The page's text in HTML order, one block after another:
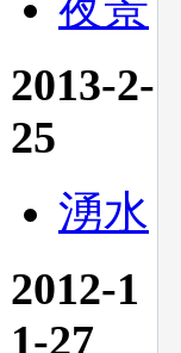
2013-2-
25
湧水
2012-1
1-27